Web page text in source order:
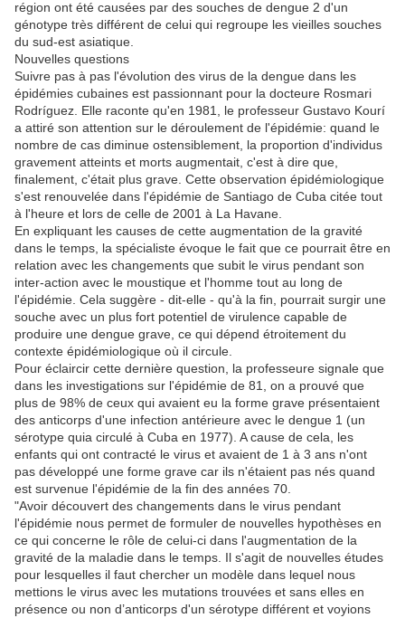
région ont été causées par des souches de dengue 2 d'un
génotype très différent de celui qui regroupe les vieilles souches
du sud-est asiatique.
Nouvelles questions
Suivre pas à pas l'évolution des virus de la dengue dans les
épidémies cubaines est passionnant pour la docteure Rosmari
Rodríguez. Elle raconte qu'en 1981, le professeur Gustavo Kourí
a attiré son attention sur le déroulement de l'épidémie: quand le
nombre de cas diminue ostensiblement, la proportion d'individus
gravement atteints et morts augmentait, c'est à dire que,
finalement, c'était plus grave. Cette observation épidémiologique
s'est renouvelée dans l'épidémie de Santiago de Cuba citée tout
à l'heure et lors de celle de 2001 à La Havane.
En expliquant les causes de cette augmentation de la gravité
dans le temps, la spécialiste évoque le fait que ce pourrait être en
relation avec les changements que subit le virus pendant son
inter-action avec le moustique et l'homme tout au long de
l'épidémie. Cela suggère - dit-elle - qu'à la fin, pourrait surgir une
souche avec un plus fort potentiel de virulence capable de
produire une dengue grave, ce qui dépend étroitement du
contexte épidémiologique où il circule.
Pour éclaircir cette dernière question, la professeure signale que
dans les investigations sur l'épidémie de 81, on a prouvé que
plus de 98% de ceux qui avaient eu la forme grave présentaient
des anticorps d'une infection antérieure avec le dengue 1 (un
sérotype quia circulé à Cuba en 1977). A cause de cela, les
enfants qui ont contracté le virus et avaient de 1 à 3 ans n'ont
pas développé une forme grave car ils n'étaient pas nés quand
est survenue l'épidémie de la fin des années 70.
"Avoir découvert des changements dans le virus pendant
l'épidémie nous permet de formuler de nouvelles hypothèses en
ce qui concerne le rôle de celui-ci dans l'augmentation de la
gravité de la maladie dans le temps. Il s'agit de nouvelles études
pour lesquelles il faut chercher un modèle dans lequel nous
mettions le virus avec les mutations trouvées et sans elles en
présence ou non d’anticorps d'un sérotype différent et voyions